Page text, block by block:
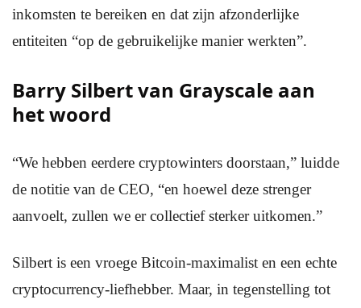
inkomsten te bereiken en dat zijn afzonderlijke
entiteiten “op de gebruikelijke manier werkten”.
Barry Silbert van Grayscale aan
het woord
“We hebben eerdere cryptowinters doorstaan,” luidde
de notitie van de CEO, “en hoewel deze strenger
aanvoelt, zullen we er collectief sterker uitkomen.”
Silbert is een vroege Bitcoin-maximalist en een echte
cryptocurrency-liefhebber. Maar, in tegenstelling tot